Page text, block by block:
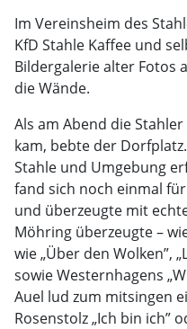
Im Vereinsheim des
KfD Stahle Kaffee und
Bildergalerie alter Fotos
die Wände.
Als am Abend die
kam, bebte der
Stahle und Umgebung
fand sich noch einmal
und überzeugte mit
Möhring überzeugte –
wie „Über den Wolken”,
sowie Westernhagens
Auel lud zum mitsingen
Rosenstolz „Ich bin ich”